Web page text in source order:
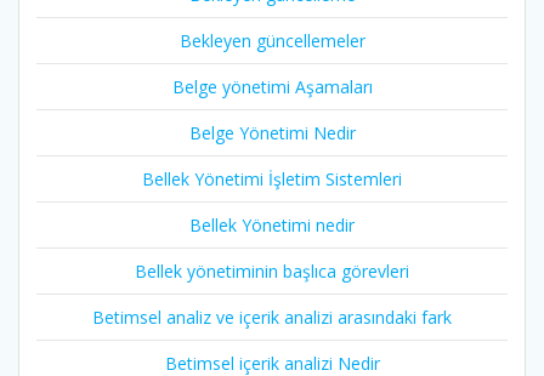
Bekleyen güncellemeler
Belge yönetimi Aşamaları
Belge Yönetimi Nedir
Bellek Yönetimi İşletim Sistemleri
Bellek Yönetimi nedir
Bellek yönetiminin başlıca görevleri
Betimsel analiz ve içerik analizi arasındaki fark
Betimsel içerik analizi Nedir